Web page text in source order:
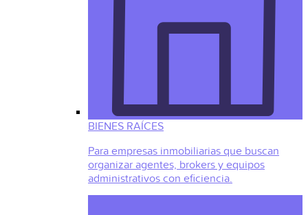
BIENES RAÍCES
Para empresas inmobiliarias que buscan
organizar agentes, brokers y equipos
administrativos con eficiencia.